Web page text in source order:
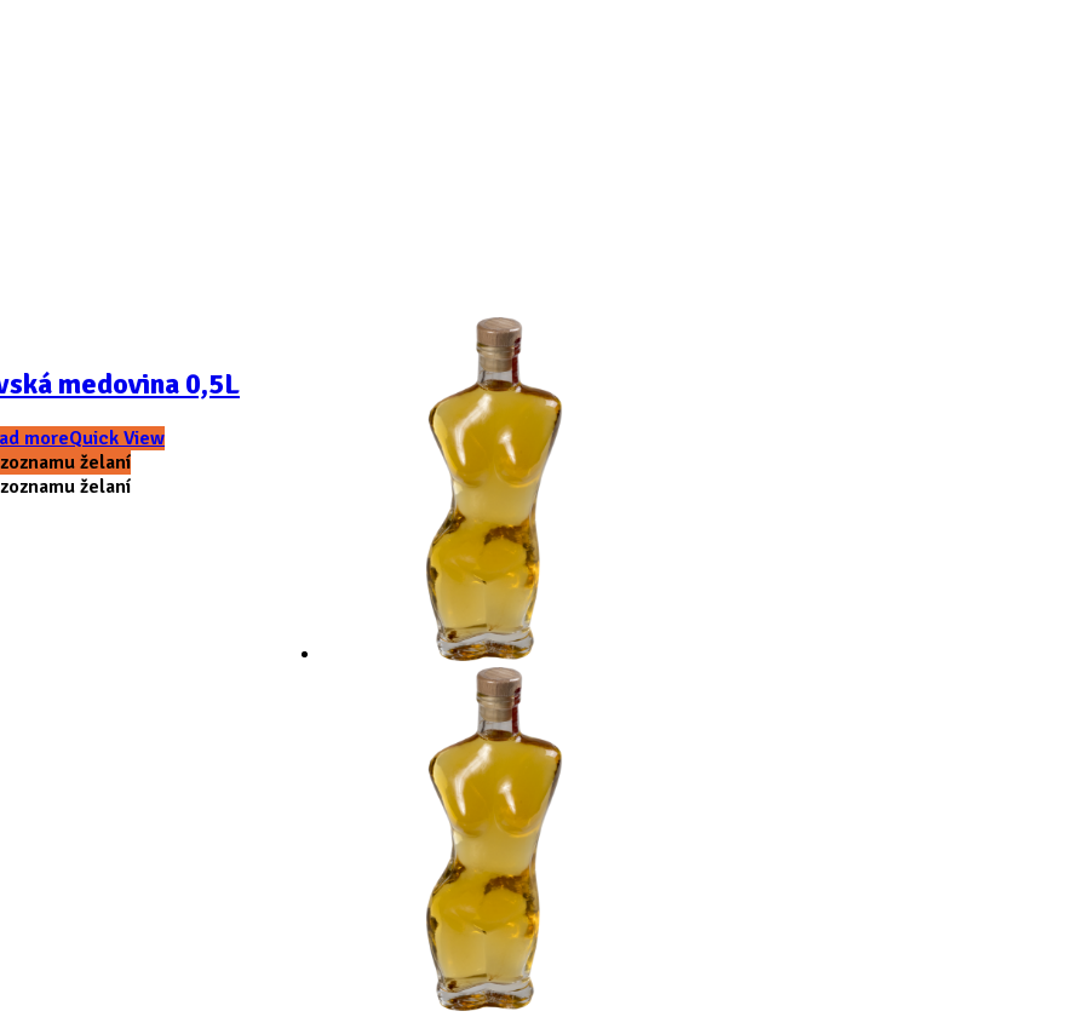
medovina 0,5L
moreQuick View
želaní
želaní